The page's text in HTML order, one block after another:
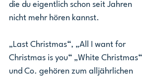
die du eigentlich schon seit Jahren
nicht mehr hören kannst.
„Last Christmas“, „All I want for
Christmas is you“ „White Christmas“
und Co. gehören zum alljährlichen